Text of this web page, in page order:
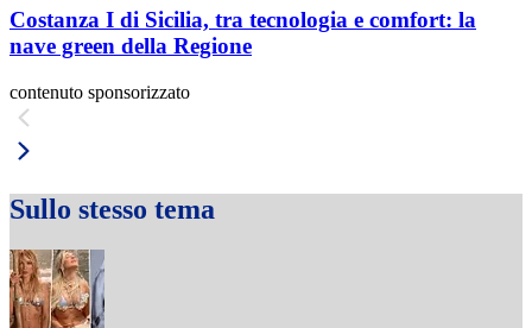
Costanza I di Sicilia, tra tecnologia e comfort: la
nave green della Regione
contenuto sponsorizzato
Sullo stesso tema